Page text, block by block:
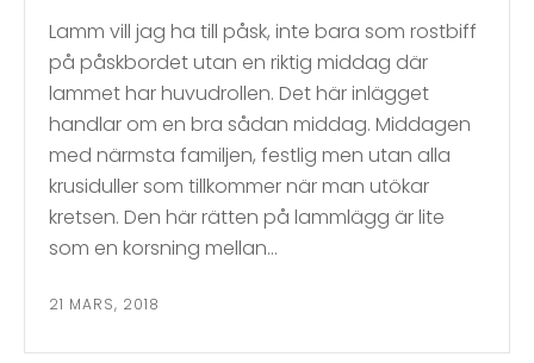
Lamm vill jag ha till påsk, inte bara som rostbiff
på påskbordet utan en riktig middag där
lammet har huvudrollen. Det här inlägget
handlar om en bra sådan middag. Middagen
med närmsta familjen, festlig men utan alla
krusiduller som tillkommer när man utökar
kretsen. Den här rätten på lammlägg är lite
som en korsning mellan…
21 MARS, 2018